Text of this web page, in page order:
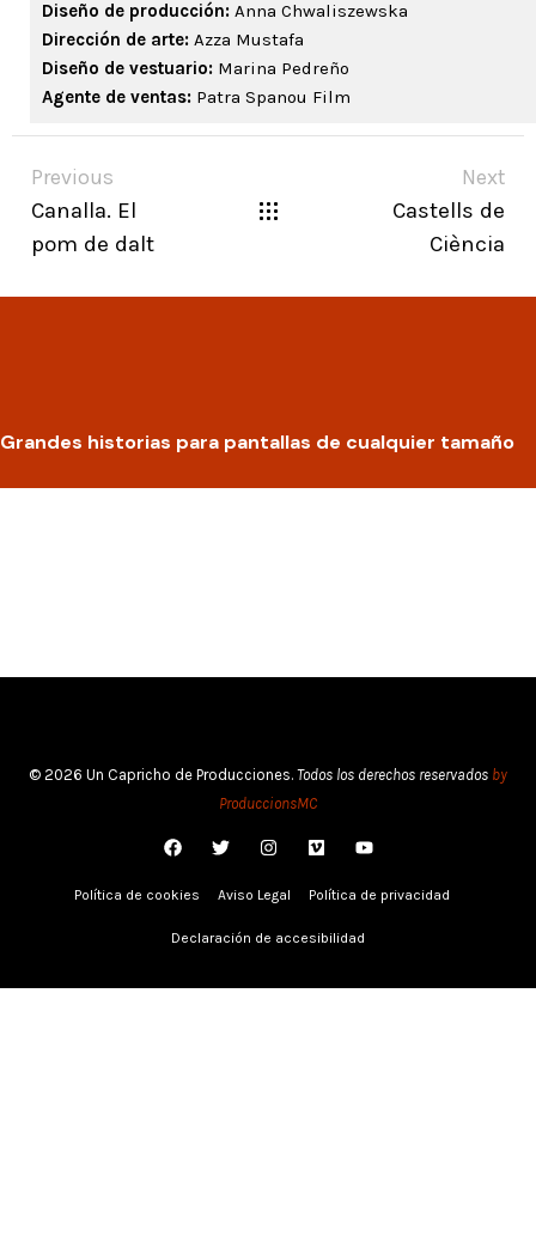
Diseño de producción: Anna Chwaliszewska
Dirección de arte: Azza Mustafa
Diseño de vestuario: Marina Pedreño
Agente de ventas: Patra Spanou Film
Previous
Canalla. El
pom de dalt
Next
Castells de
Ciència
Grandes historias para pantallas de cualquier tamaño
© 2026 Un Capricho de Producciones. Todos los derechos reservados by
ProduccionsMC
Política de cookies Aviso Legal Política de privacidad
Declaración de accesibilidad